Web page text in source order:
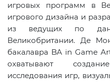
игровых программ в
игрового дизайна и
из ведущих по
Великобритании. Де
бакалавра BA in Game
охватывают
исследования игр,